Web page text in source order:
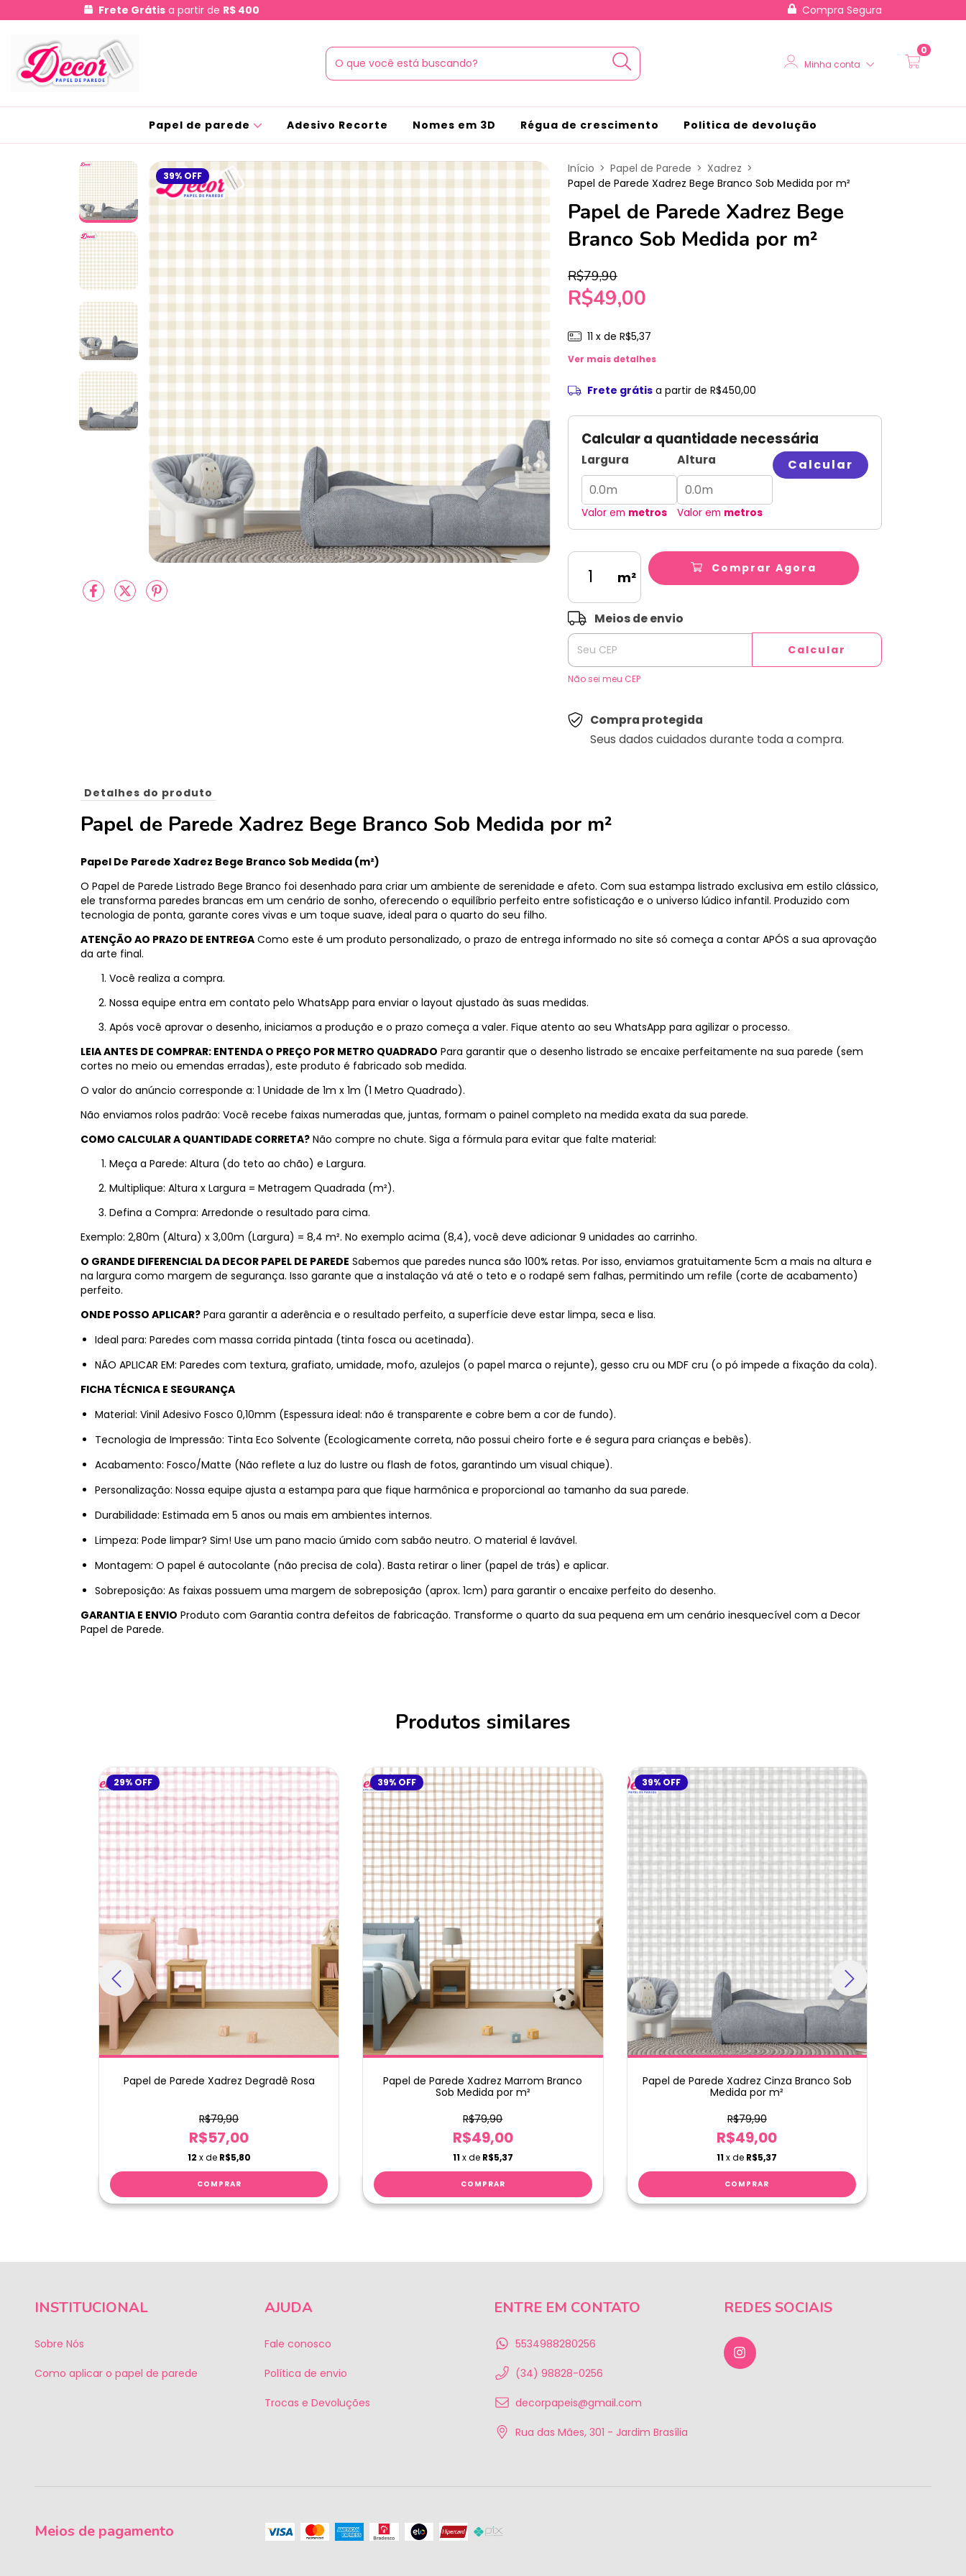
Frete Grátis a partir de R$ 400 Compra Segura
Minha conta
0
Papel de parede Adesivo Recorte Nomes em 3D Régua de crescimento Politica de devolução
39% OFF
Início > Papel de Parede > Xadrez >
Papel de Parede Xadrez Bege Branco Sob Medida por m²
Papel de Parede Xadrez Bege
Branco Sob Medida por m²
R$79,90
R$49,00
11 x de R$5,37
Ver mais detalhes
Frete grátis a partir de R$450,00
Calcular a quantidade necessária
Largura
Valor em metros
Altura
Valor em metros
Calcular
m²
Comprar Agora
Entregas para o CEP:
Meios de envio
Calcular
Não sei meu CEP
Compra protegida
Seus dados cuidados durante toda a compra.
Detalhes do produto
Papel de Parede Xadrez Bege Branco Sob Medida por m²
Papel De Parede Xadrez Bege Branco Sob Medida (m²)
O Papel de Parede Listrado Bege Branco foi desenhado para criar um ambiente de serenidade e afeto. Com sua estampa listrado exclusiva em estilo clássico,
ele transforma paredes brancas em um cenário de sonho, oferecendo o equilíbrio perfeito entre sofisticação e o universo lúdico infantil. Produzido com
tecnologia de ponta, garante cores vivas e um toque suave, ideal para o quarto do seu filho.
ATENÇÃO AO PRAZO DE ENTREGA Como este é um produto personalizado, o prazo de entrega informado no site só começa a contar APÓS a sua aprovação
da arte final.
Você realiza a compra.
Nossa equipe entra em contato pelo WhatsApp para enviar o layout ajustado às suas medidas.
Após você aprovar o desenho, iniciamos a produção e o prazo começa a valer. Fique atento ao seu WhatsApp para agilizar o processo.
LEIA ANTES DE COMPRAR: ENTENDA O PREÇO POR METRO QUADRADO Para garantir que o desenho listrado se encaixe perfeitamente na sua parede (sem
cortes no meio ou emendas erradas), este produto é fabricado sob medida.
O valor do anúncio corresponde a: 1 Unidade de 1m x 1m (1 Metro Quadrado).
Não enviamos rolos padrão: Você recebe faixas numeradas que, juntas, formam o painel completo na medida exata da sua parede.
COMO CALCULAR A QUANTIDADE CORRETA? Não compre no chute. Siga a fórmula para evitar que falte material:
Meça a Parede: Altura (do teto ao chão) e Largura.
Multiplique: Altura x Largura = Metragem Quadrada (m²).
Defina a Compra: Arredonde o resultado para cima.
Exemplo: 2,80m (Altura) x 3,00m (Largura) = 8,4 m². No exemplo acima (8,4), você deve adicionar 9 unidades ao carrinho.
O GRANDE DIFERENCIAL DA DECOR PAPEL DE PAREDE Sabemos que paredes nunca são 100% retas. Por isso, enviamos gratuitamente 5cm a mais na altura e
na largura como margem de segurança. Isso garante que a instalação vá até o teto e o rodapé sem falhas, permitindo um refile (corte de acabamento)
perfeito.
ONDE POSSO APLICAR? Para garantir a aderência e o resultado perfeito, a superfície deve estar limpa, seca e lisa.
Ideal para: Paredes com massa corrida pintada (tinta fosca ou acetinada).
NÃO APLICAR EM: Paredes com textura, grafiato, umidade, mofo, azulejos (o papel marca o rejunte), gesso cru ou MDF cru (o pó impede a fixação da cola).
FICHA TÉCNICA E SEGURANÇA
Material: Vinil Adesivo Fosco 0,10mm (Espessura ideal: não é transparente e cobre bem a cor de fundo).
Tecnologia de Impressão: Tinta Eco Solvente (Ecologicamente correta, não possui cheiro forte e é segura para crianças e bebês).
Acabamento: Fosco/Matte (Não reflete a luz do lustre ou flash de fotos, garantindo um visual chique).
Personalização: Nossa equipe ajusta a estampa para que fique harmônica e proporcional ao tamanho da sua parede.
Durabilidade: Estimada em 5 anos ou mais em ambientes internos.
Limpeza: Pode limpar? Sim! Use um pano macio úmido com sabão neutro. O material é lavável.
Montagem: O papel é autocolante (não precisa de cola). Basta retirar o liner (papel de trás) e aplicar.
Sobreposição: As faixas possuem uma margem de sobreposição (aprox. 1cm) para garantir o encaixe perfeito do desenho.
GARANTIA E ENVIO Produto com Garantia contra defeitos de fabricação. Transforme o quarto da sua pequena em um cenário inesquecível com a Decor
Papel de Parede.
Produtos similares
29% OFF
Papel de Parede Xadrez Degradê Rosa
R$79,90
R$57,00
12 x de R$5,80
39% OFF
Papel de Parede Xadrez Marrom Branco
Sob Medida por m²
R$79,90
R$49,00
11x de R$5,37
39% OFF
Papel de Parede Xadrez Cinza Branco Sob
Medida por m²
R$79,90
R$49,00
11x de R$5,37
INSTITUCIONAL
Sobre Nós
Como aplicar o papel de parede
AJUDA
Fale conosco
Política de envio
Trocas e Devoluções
ENTRE EM CONTATO
5534988280256
(34) 98828-0256
decorpapeis@gmail.com
Rua das Mães, 301 - Jardim Brasília
REDES SOCIAIS
Meios de pagamento